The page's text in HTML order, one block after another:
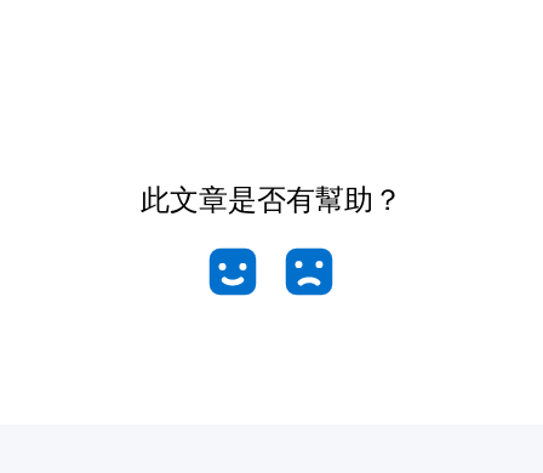
此文章是否有幫助？